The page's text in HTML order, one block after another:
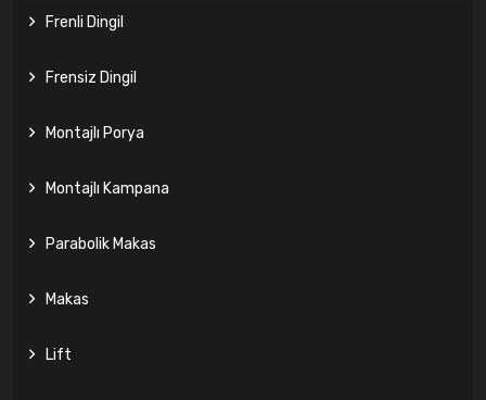
Frenli Dingil
Frensiz Dingil
Montajlı Porya
Montajlı Kampana
Parabolik Makas
Makas
Lift